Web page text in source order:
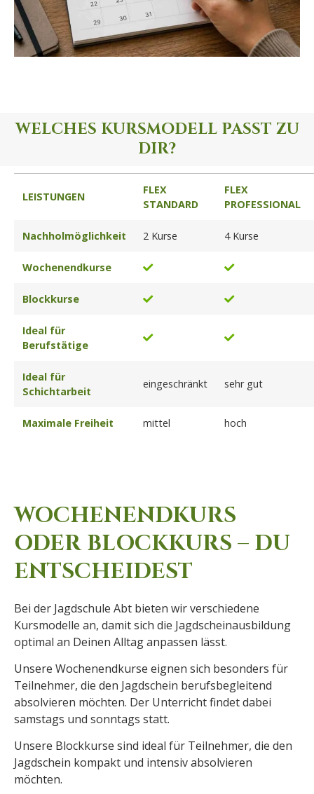
WELCHES KURSMODELL PASST ZU
DIR?
LEISTUNGEN
FLEX
STANDARD
FLEX
PROFESSIONAL
Nachholmöglichkeit 2 Kurse 4 Kurse
Wochenendkurse
Blockkurse
Ideal für
Berufstätige
Ideal für
Schichtarbeit
eingeschränkt sehr gut
Maximale Freiheit mittel hoch
WOCHENENDKURS
ODER BLOCKKURS – DU
ENTSCHEIDEST
Bei der Jagdschule Abt bieten wir verschiedene
Kursmodelle an, damit sich die Jagdscheinausbildung
optimal an Deinen Alltag anpassen lässt.
Unsere Wochenendkurse eignen sich besonders für
Teilnehmer, die den Jagdschein berufsbegleitend
absolvieren möchten. Der Unterricht findet dabei
samstags und sonntags statt.
Unsere Blockkurse sind ideal für Teilnehmer, die den
Jagdschein kompakt und intensiv absolvieren
möchten.